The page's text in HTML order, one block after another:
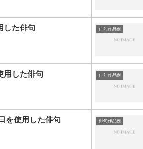
した俳句 俳句作品例
用した俳句 俳句作品例
を使用した俳句 俳句作品例